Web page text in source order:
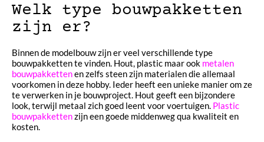
Welk type bouwpakketten
zijn er?
Binnen de modelbouw zijn er veel verschillende type
bouwpakketten te vinden. Hout, plastic maar ook metalen
bouwpakkettenen zelfs steen zijn materialen die allemaal
voorkomen in deze hobby. Ieder heeft een unieke manier om ze
te verwerken in je bouwproject. Hout geeft een bijzondere
look, terwijl metaal zich goed leent voor voertuigen. Plastic
bouwpakkettenzijn een goede middenweg qua kwaliteit en
kosten.